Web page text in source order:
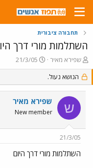
תחבורה ציבורית
השתלמות מורי דרך
פ
ו
ת
ח
נ
ו
א
שפירא מאיר
פ
ו
ס
ב
ת
ר
21/3/05
הנושא נעול.
ש שפירא מאיר
New member
21/3/05
השתלמות מורי דרך היום